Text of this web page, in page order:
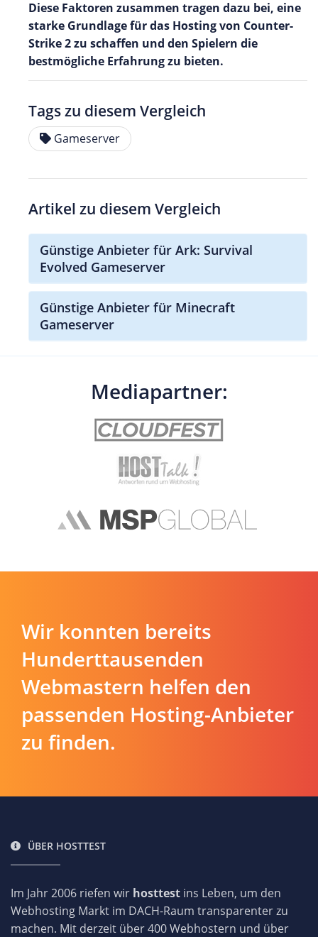
Diese Faktoren zusammen tragen dazu bei, eine
starke Grundlage für das Hosting von Counter-
Strike 2 zu schaffen und den Spielern die
bestmögliche Erfahrung zu bieten.
Tags zu diesem Vergleich
Gameserver
Artikel zu diesem Vergleich
Günstige Anbieter für Ark: Survival
Evolved Gameserver
Günstige Anbieter für Minecraft
Gameserver
Mediapartner:
Wir konnten bereits
Hunderttausenden
Webmastern helfen den
passenden Hosting-Anbieter
zu finden.
ÜBER HOSTTEST
Im Jahr 2006 riefen wir hosttest ins Leben, um den
Webhosting Markt im DACH-Raum transparenter zu
machen. Mit derzeit über 400 Webhostern und über